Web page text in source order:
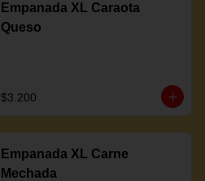
Empanada XL Caraota
Queso
$3.200
Empanada XL Carne
Mechada